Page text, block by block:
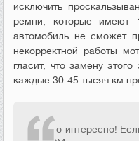
исключить
ремни, которые имеют
автомобиль не сможет
некорректной работы
гласит, что замену
каждые 30-45 тысяч км
Это интересно!